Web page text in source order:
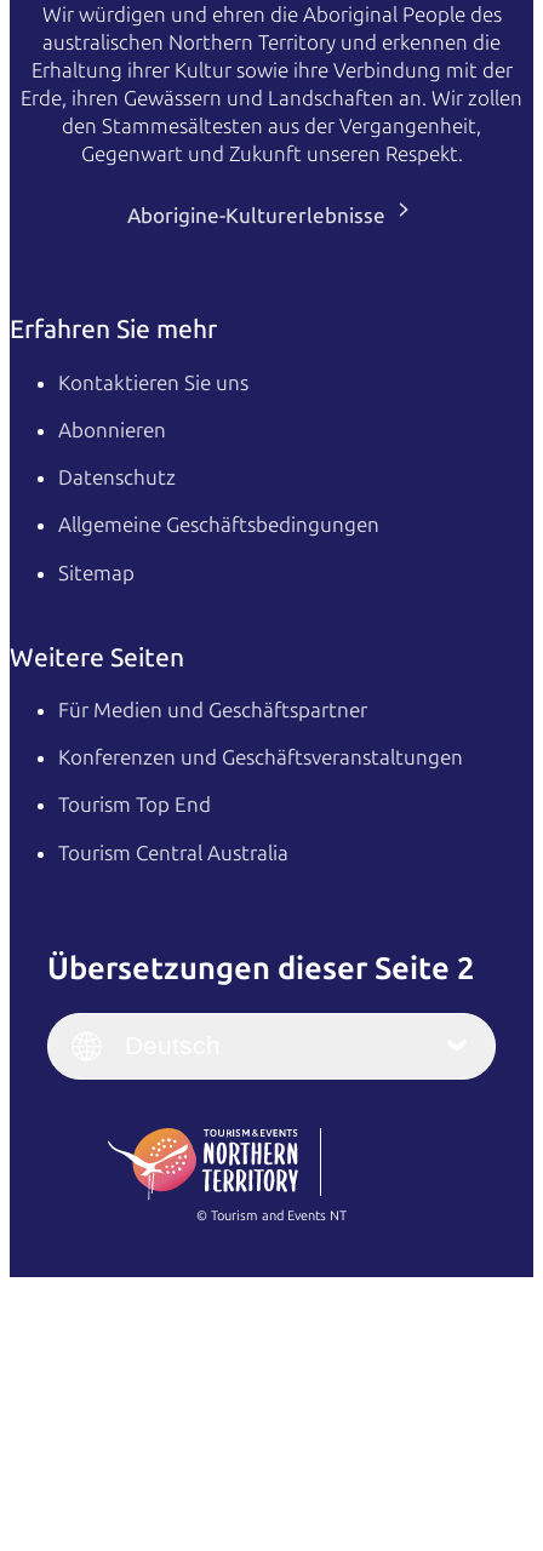
Wir würdigen und ehren die Aboriginal People des
australischen Northern Territory und erkennen die
Erhaltung ihrer Kultur sowie ihre Verbindung mit der
Erde, ihren Gewässern und Landschaften an. Wir zollen
den Stammesältesten aus der Vergangenheit,
Gegenwart und Zukunft unseren Respekt.
Aborigine-Kulturerlebnisse
Erfahren Sie mehr
Kontaktieren Sie uns
Abonnieren
Datenschutz
Allgemeine Geschäftsbedingungen
Sitemap
Weitere Seiten
Für Medien und Geschäftspartner
Konferenzen und Geschäftsveranstaltungen
Tourism Top End
Tourism Central Australia
Übersetzungen dieser Seite 2
English
(Singapore)
Français
Italiano
繁體中文
© Tourism and Events NT